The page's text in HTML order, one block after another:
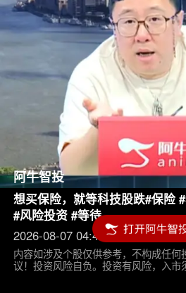
Video
阿牛智投
想买保险，就等科技股跌#保险
#风险投资 #等待
2026-08-07 04:45
内容如涉及个股仅供参考，不构成任何
议！投资风险自负。投资有风险，入市